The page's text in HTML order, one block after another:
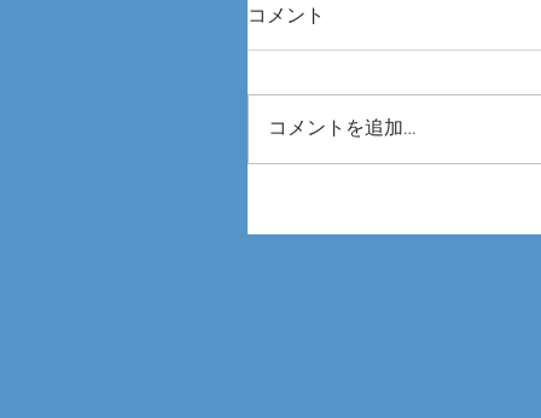
2026に参加しました🙌
コメント
コメントを追加…